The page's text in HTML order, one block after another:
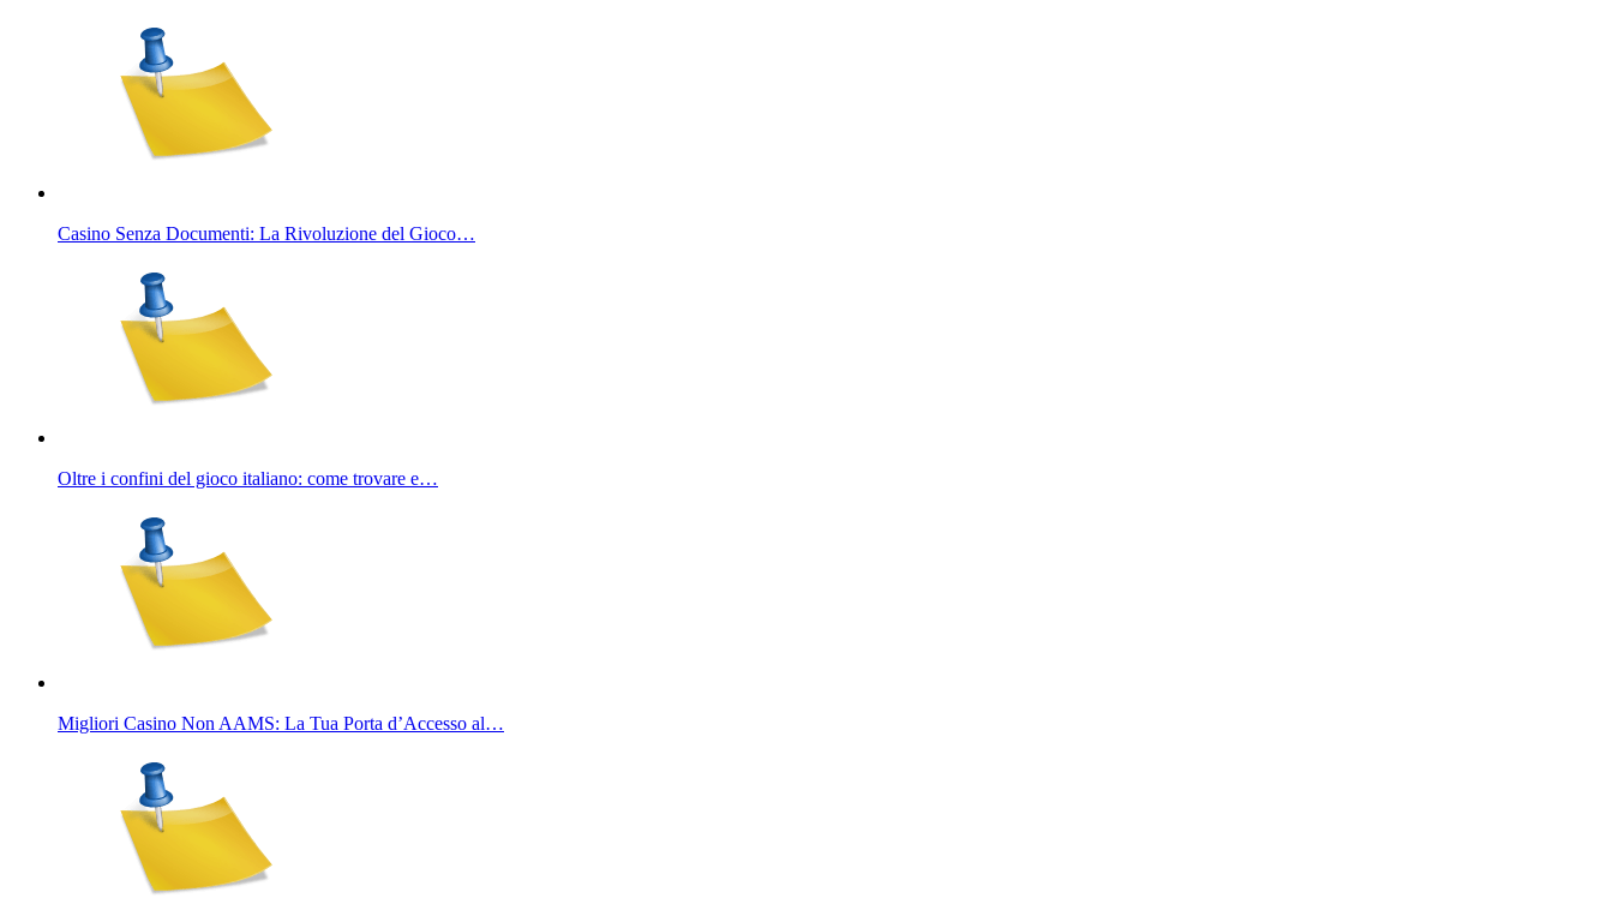
Casino Senza Documenti: La Rivoluzione del Gioco…
Oltre i confini del gioco italiano: come trovare e…
Migliori Casino Non AAMS: La Tua Porta d’Accesso al…